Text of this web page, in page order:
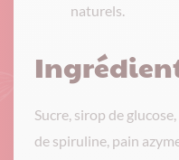
naturels.
Sucre, sirop de
de spiruline, pain